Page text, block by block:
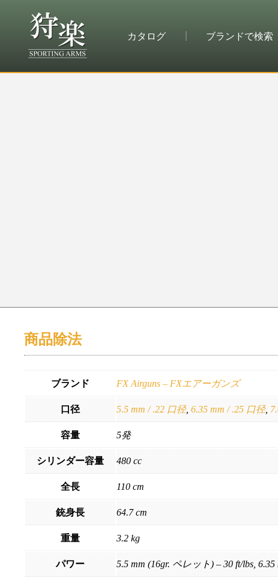
カタログ ブランドで検索
商品除法
ブランド FX Airguns – FXエアーガンズ
口径 5.5 mm / .22 口径, 6.35 mm / .25 口径,
容量 5発
シリンダー容量 480 cc
全長 110 cm
銃身長 64.7 cm
重量 3.2 kg
パワー 5.5 mm (16gr. ペレット) – 30 ft/lbs,